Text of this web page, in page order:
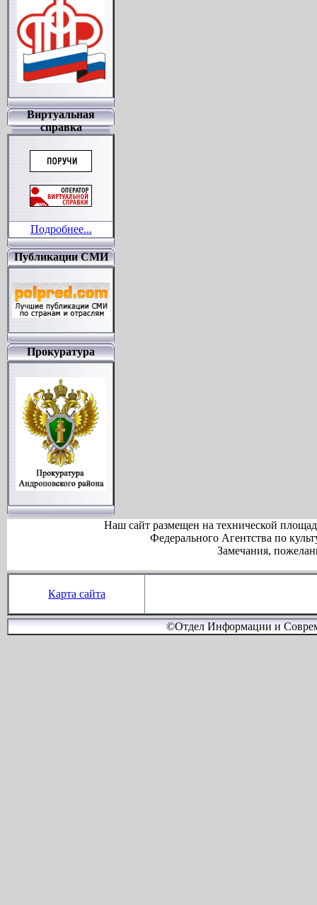
Виртуальная
справка
Подробнее...
Публикации СМИ
Прокуратура
Наш сайт размещен на технической
Федерального Агентства по
Замечания,
Карта сайта
©Отдел Информации и